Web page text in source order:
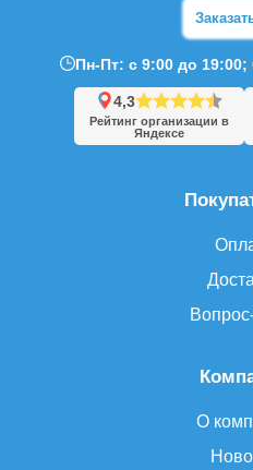
О
Пн-Пт: с 9:00 до
4,3
Рейтинг организации в
Яндексе